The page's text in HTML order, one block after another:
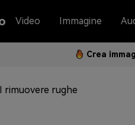
Video Immagine
Crea
rimuovere rughe